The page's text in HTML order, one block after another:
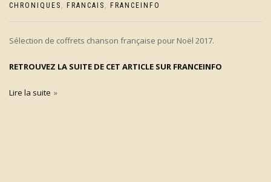
CHRONIQUES
FRANCAIS FRANCEINFO
Sélection de coffrets chanson française pour Noël 2017.
RETROUVEZ LA SUITE DE CET ARTICLE SUR FRANCEINFO
Lire la suite